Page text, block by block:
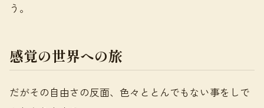
う。
感覚の世界への旅
だがその自由さの反面、色々ととんでもない事をしで